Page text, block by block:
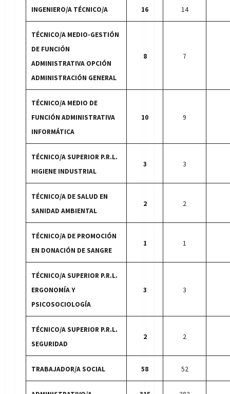
INGENIERO/A TÉCNICO/A 16 14
TÉCNICO/A MEDIO-GESTIÓN
DE FUNCIÓN
ADMINISTRATIVA OPCIÓN
ADMINISTRACIÓN GENERAL
8 7
TÉCNICO/A MEDIO DE
FUNCIÓN ADMINISTRATIVA
INFORMÁTICA
10 9
TÉCNICO/A SUPERIOR P.R.L.
HIGIENE INDUSTRIAL
3 3
TÉCNICO/A DE SALUD EN
SANIDAD AMBIENTAL
2 2
TÉCNICO/A DE PROMOCIÓN
EN DONACIÓN DE SANGRE
1 1
TÉCNICO/A SUPERIOR P.R.L.
ERGONOMÍA Y
PSICOSOCIOLOGÍA
3 3
TÉCNICO/A SUPERIOR P.R.L.
SEGURIDAD
2 2
TRABAJADOR/A SOCIAL 58 52